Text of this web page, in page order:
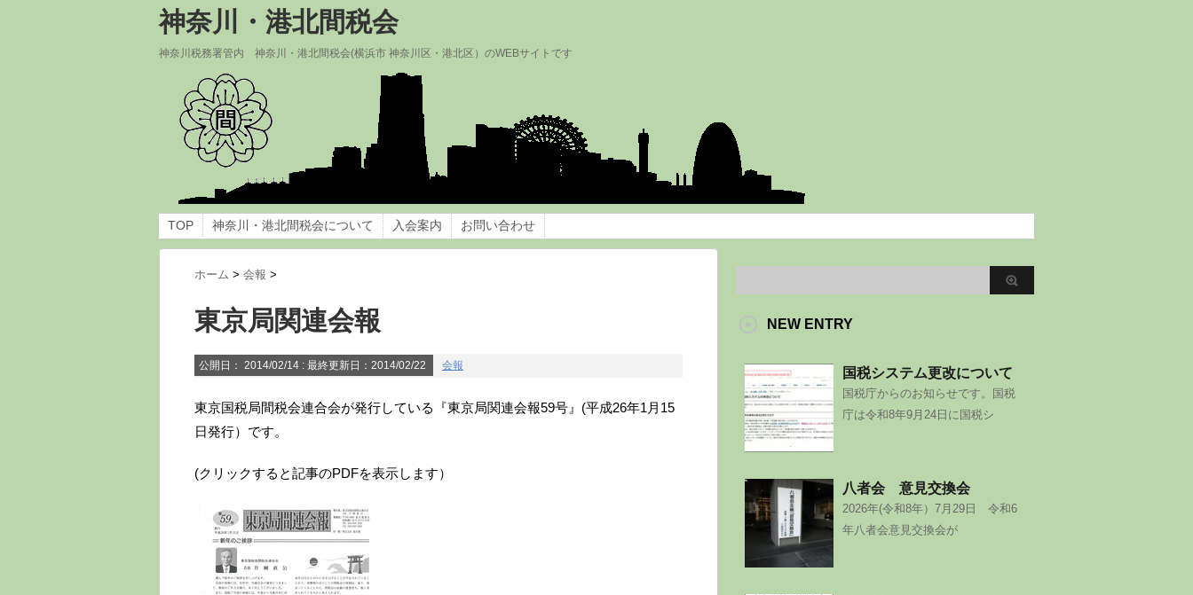
神奈川・港北間税会
神奈川税務署管内 神奈川・港北間税会(横浜市 神奈川区・港北区）のWEBサイトです
TOP 神奈川・港北間税会について 入会案内 お問い合わせ
ホーム > 会報 >
東京局関連会報
公開日： 2014/02/14 : 最終更新日：2014/02/22 会報
東京国税局間税会連合会が発行している『東京局関連会報59号』(平成26年1月15
日発行）です。
(クリックすると記事のPDFを表示します）
NEW ENTRY
国税システム更改について
国税庁からのお知らせです。国税
庁は令和8年9月24日に国税シ
八者会 意見交換会
2026年(令和8年）7月29日 令和6
年八者会意見交換会が